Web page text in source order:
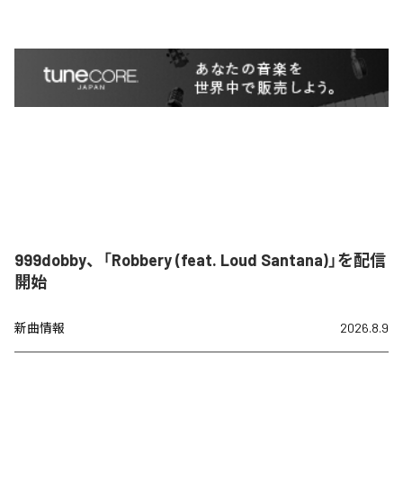
999dobby、「Robbery (feat. Loud Santana)」を配信
開始
新曲情報 2026.8.9